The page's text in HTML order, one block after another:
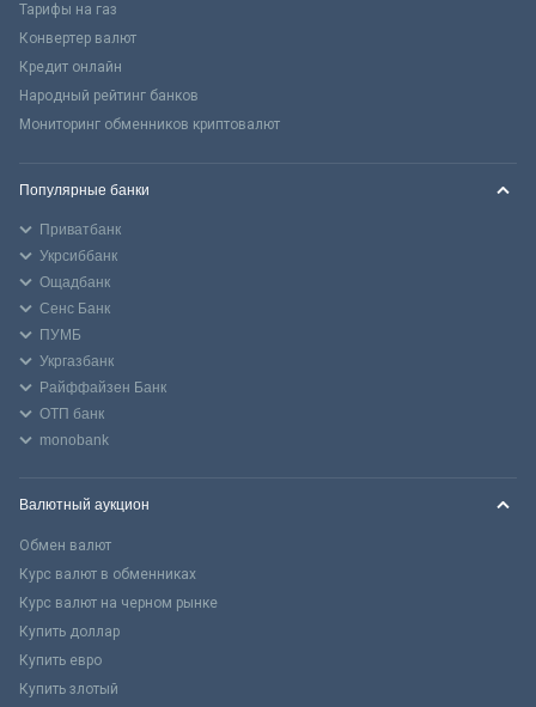
Тарифы на газ
Конвертер валют
Кредит онлайн
Народный рейтинг банков
Мониторинг обменников криптовалют
Популярные банки
Приватбанк
Укрсиббанк
Ощадбанк
Сенс Банк
ПУМБ
Укргазбанк
Райффайзен Банк
ОТП банк
monobank
Валютный аукцион
Обмен валют
Курс валют в обменниках
Курс валют на черном рынке
Купить доллар
Купить евро
Купить злотый